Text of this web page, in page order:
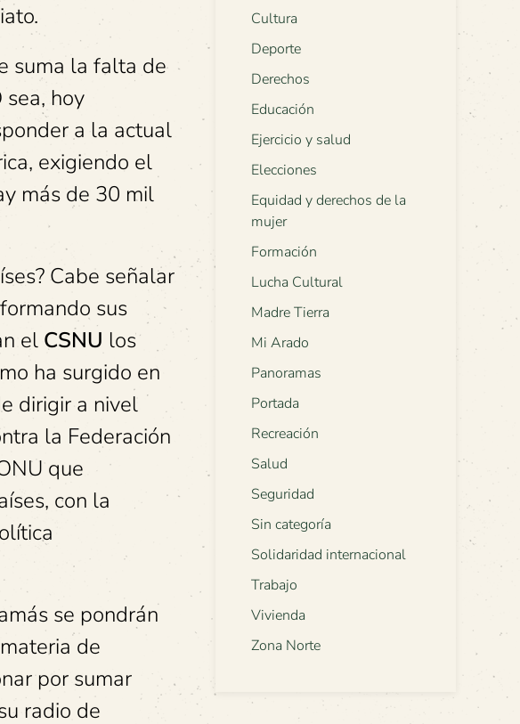
suma la falta de
hoy
a la actual
exigiendo el
más de 30 mil
Cabe señalar
sus
el CSNU los
ha surgido en
dirigir a nivel
la Federación
que
con la
se pondrán
de
por sumar
radio de
Cultura
Deporte
Derechos
Educación
Ejercicio y salud
Elecciones
Equidad y derechos de la
mujer
Formación
Lucha Cultural
Madre Tierra
Mi Arado
Panoramas
Portada
Recreación
Salud
Seguridad
Sin categoría
Solidaridad internacional
Trabajo
Vivienda
Zona Norte